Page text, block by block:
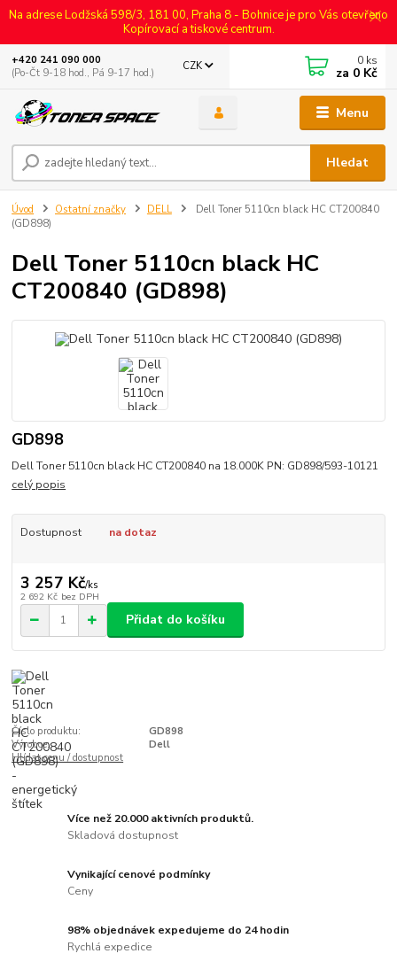
Na adrese Lodžská 598/3, 181 00, Praha 8 - Bohnice je pro Vás otevřeno
Kopírovací a tiskové centrum.
Menu
CZK
Hledat
+420 241 090 000
(Po-Čt 9-18 hod., Pá 9-17 hod.)
0 ks
za 0 Kč
Úvod Ostatní značky DELL
Dell Toner 5110cn black HC CT200840
(GD898)
Dell Toner 5110cn black HC
CT200840 (GD898)
GD898
Dell Toner 5110cn black HC CT200840 na 18.000K PN: GD898/593-10121
celý popis
Dostupnost na dotaz
3 257 Kč/ks
2 692 Kč bez DPH
Přidat do košíku
Číslo produktu:
GD898
Výrobce:
Dell
Hlídat cenu / dostupnost
Více než 20.000 aktivních produktů.
Skladová dostupnost
Vynikající cenové podmínky
Ceny
98% objednávek expedujeme do 24 hodin
Rychlá expedice